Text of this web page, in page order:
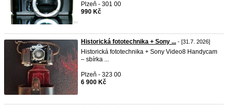
Plzeň - 301 00
990 Kč
Historická fototechnika + Sony ... - [31.7. 2026]
Historická fototechnika + Sony Video8 Handycam
– sbírka ...
Plzeň - 323 00
6 900 Kč